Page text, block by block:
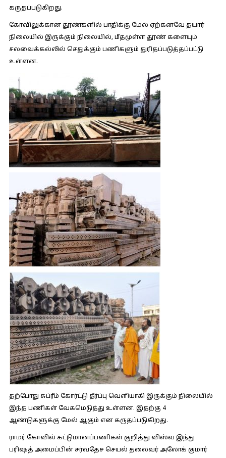
கருதப்படுகிறது.
கோவிலுக்கான தூண்களில் பாதிக்கு மேல் ஏற்கனவே தயார்
நிலையில் இருக்கும் நிலையில், மீதமுள்ள தூண் களையும்
சலவைக்கல்லில் செதுக்கும் பணிகளும் துரிதப்படுத்தப்பட்டு
உள்ளன.
தற்போது சுப்ரீம் கோர்ட்டு தீர்ப்பு வெளியாகி இருக்கும் நிலையில்
இந்த பணிகள் வேகமெடுத்து உள்ளன. இதற்கு 4
ஆண்டுகளுக்கு மேல் ஆகும் என கருதப்படுகிறது.
ராமர் கோவில் கட்டுமானப்பணிகள் குறித்து விஸ்வ இந்து
பரிஷத் அமைப்பின் சர்வதேச செயல் தலைவர் அலோக் குமார்